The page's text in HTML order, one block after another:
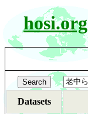
hosi.org
Datasets